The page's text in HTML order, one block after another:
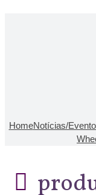
HomeNotícias/